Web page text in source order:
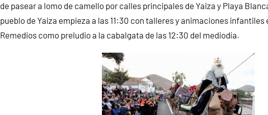
de pasear a lomo de camello por calles principales de Yaiza y Playa
pueblo de Yaiza empieza a las 11:30 con talleres y animaciones infantiles
Remedios como preludio a la cabalgata de las 12:30 del mediodía.